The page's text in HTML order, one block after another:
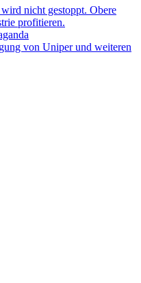
nicht gestoppt. Obere
profitieren.
von Uniper und weiteren